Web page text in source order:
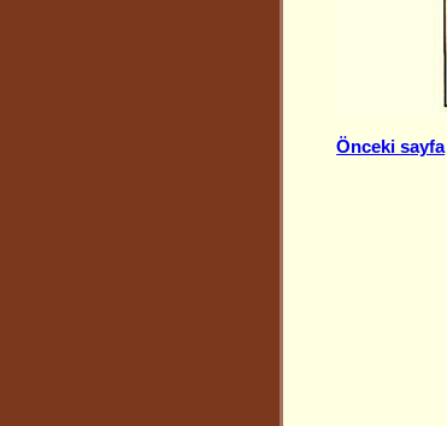
Önceki sayfa